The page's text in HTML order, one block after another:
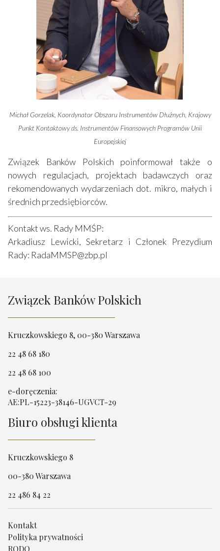
Michał Gorzelak, Koordynator Obszaru Instrumentów Dłużnych, Krajowy
Punkt Kontaktowy ds. Instrumentów Finansowych Programów Unii
Europejskiej
Związek Banków Polskich poinformował także o
nowych regulacjach, projektach badawczych oraz
rekomendowanych wydarzeniach dot. mikro, małych i
średnich przedsiębiorców.
Kontakt ws. Rady MMŚP:
Arkadiusz Lewicki, Sekretarz i Członek Prezydium
Rady: RadaMMSP@zbp.pl
Związek Banków Polskich
Kruczkowskiego 8, 00-380 Warszawa
22 48 68 180
22 48 68 100
e-doręczenia:
AE:PL-15223-38146-UGVCT-29
Biuro obsługi klienta
Kruczkowskiego 8
00-380 Warszawa
22 486 84 22
Kontakt
Polityka prywatności
RODO